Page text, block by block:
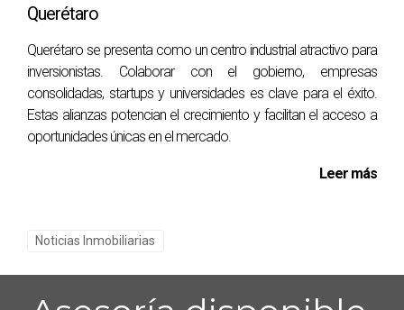
informadas. Si alguna vez te sientes perdido o
necesitas ayuda adicional durante este proceso, no
dudes en contactar a expertos en bienes raíces como
Mauricio Medina Gomez, quien está dispuesto a
guiarte en cada paso del camino hacia tu nuevo hogar
o espacio comercial. ¡No esperes más! Empieza hoy
mismo a preparar tu documentación y da ese primer
PREGUNTAS FRECUENTES
Querétaro
Querétaro se presenta como un centro industrial atractivo para
inversionistas. Colaborar con el gobierno, empresas
consolidadas, startups y universidades es clave para el éxito.
Estas alianzas potencian el crecimiento y facilitan el acceso a
oportunidades únicas en el mercado.
Leer más
Noticias Inmobiliarias